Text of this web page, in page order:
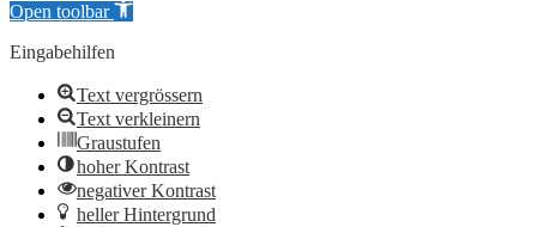
Open toolbar
Eingabehilfen
Text vergrössern
Text verkleinern
Graustufen
hoher Kontrast
negativer Kontrast
heller Hintergrund